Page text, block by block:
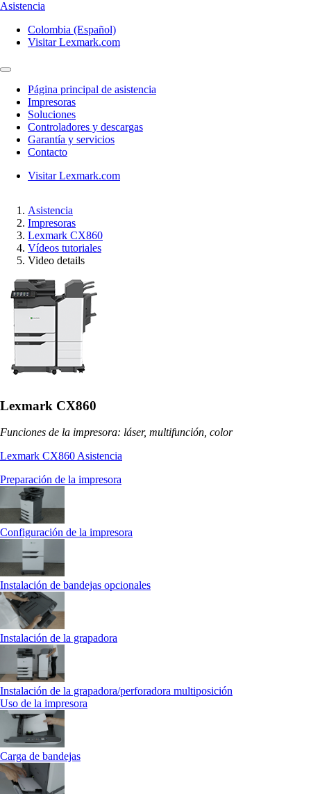
Asistencia
Colombia (Español)
Visitar Lexmark.com
Página principal de asistencia
Impresoras
Soluciones
Controladores y descargas
Garantía y servicios
Contacto
Visitar Lexmark.com
Asistencia
Impresoras
Lexmark CX860
Vídeos tutoriales
Video details
Lexmark CX860
Funciones de la impresora: láser, multifunción, color
Lexmark CX860 Asistencia
Preparación de la impresora
Configuración de la impresora
Instalación de bandejas opcionales
Instalación de la grapadora
Instalación de la grapadora/perforadora multiposición
Uso de la impresora
Carga de bandejas